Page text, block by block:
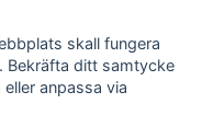
partners
skall fungera
Bekräfta ditt samtycke
anpassa via